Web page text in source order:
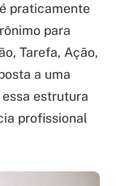
praticamente
para
Tarefa, Ação,
a uma
estrutura
profissional